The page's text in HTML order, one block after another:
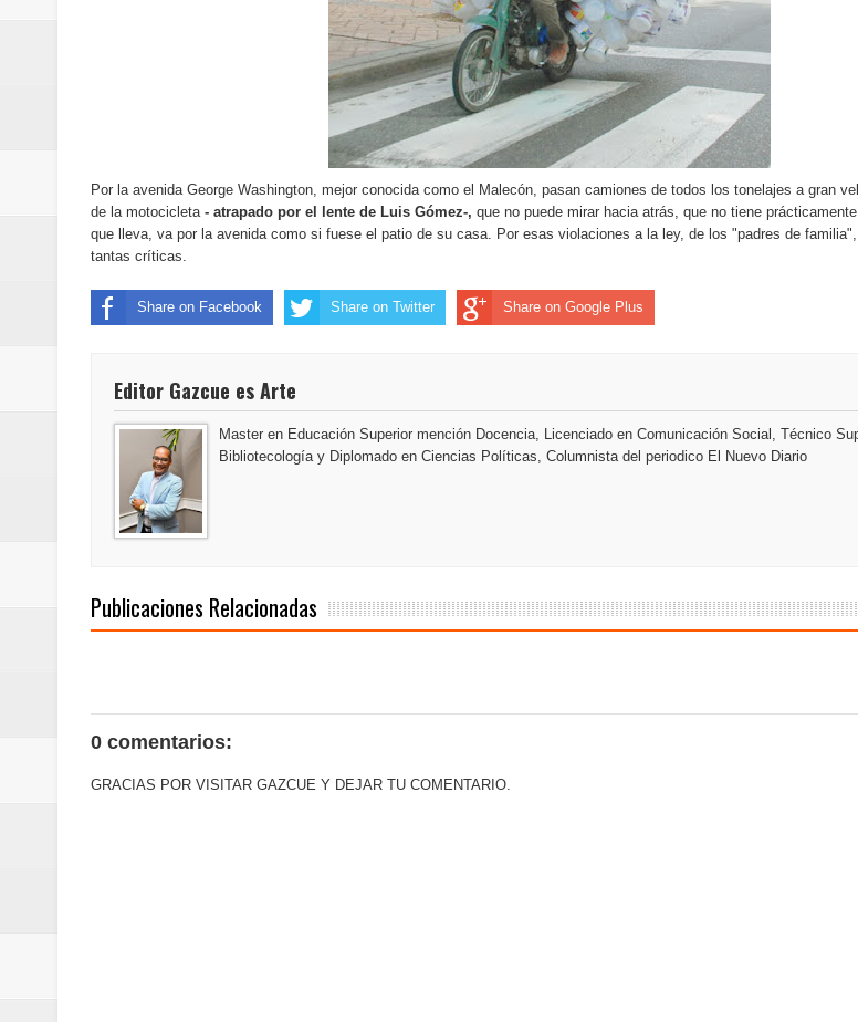
Pavel Núñez y su Bipolarband deslumbran con una noche de fusiones e
Banreservas y Banco Popular abordan retos y oportunidades del sistema
“Los Rechazados 2” llega a los cines impulsada por la franquicia dominicana
Humano Seguros inaugura nueva localidad de Oficina Regional Este en La
Sexappeal celebra 25 años de trayectoria artística con nuevo álbum, renovación
Maridalia Hernández y El Canario se unen al regreso de Pavel Núñez y su
Por la avenida George Washington, mejor conocida como el Malecón, pasan camiones de todos los tonelajes a gran
de la motocicleta - atrapado por el lente de Luis Gómez-, que no puede mirar hacia atrás, que no tiene
que lleva, va por la avenida como si fuese el patio de su casa. Por esas violaciones a la ley, de los "padres de
tantas críticas.
Share on Facebook Share on Twitter Share on Google Plus
Editor Gazcue es Arte
Master en Educación Superior mención Docencia, Licenciado en Comunicación Social, Técnico
Bibliotecología y Diplomado en Ciencias Políticas, Columnista del periodico El Nuevo Diario
Publicaciones Relacionadas
0 comentarios:
GRACIAS POR VISITAR GAZCUE Y DEJAR TU COMENTARIO.